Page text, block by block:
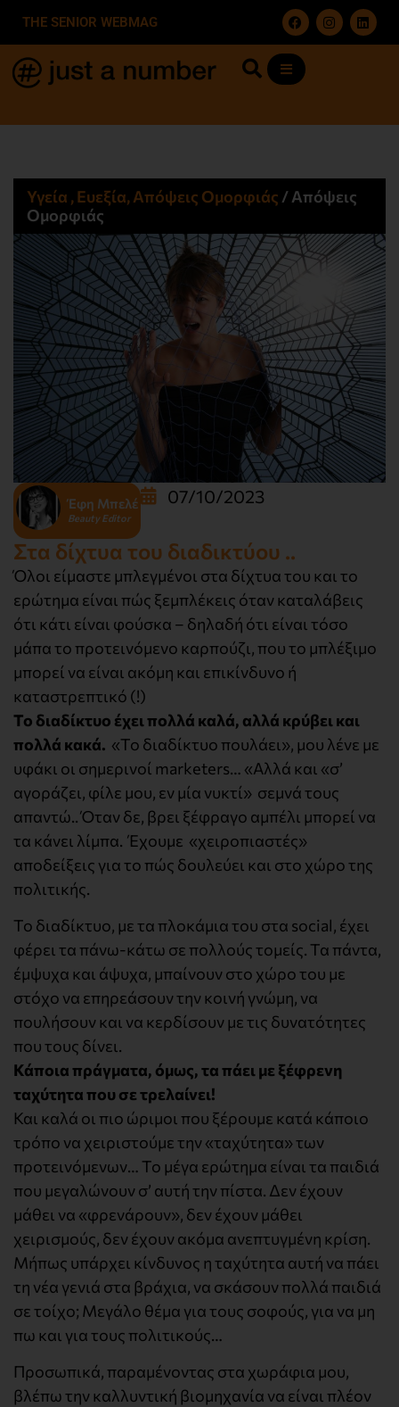
THE SENIOR WEBMAG
Υγεία , Ευεξία, Απόψεις Ομορφιάς​ /Απόψεις
Ομορφιάς
Έφη Μπελέ
Beauty Editor
07/10/2023
Στα δίχτυα του διαδικτύου ..
Όλοι είμαστε μπλεγμένοι στα δίχτυα του και το
ερώτημα είναι πώς ξεμπλέκεις όταν καταλάβεις
ότι κάτι είναι φούσκα – δηλαδή ότι είναι τόσο
μάπα το προτεινόμενο καρπούζι, που το μπλέξιμο
μπορεί να είναι ακόμη και επικίνδυνο ή
καταστρεπτικό (!)
Το διαδίκτυο έχει πολλά καλά, αλλά κρύβει και
πολλά κακά. «Το διαδίκτυο πουλάει», μου λένε με
υφάκι οι σημερινοί marketers… «Αλλά και «σ’
αγοράζει, φίλε μου, εν μία νυκτί» σεμνά τους
απαντώ.. Όταν δε, βρει ξέφραγο αμπέλι μπορεί να
τα κάνει λίμπα. Έχουμε «χειροπιαστές»
αποδείξεις για το πώς δουλεύει και στο χώρο της
πολιτικής.
Το διαδίκτυο, με τα πλοκάμια του στα social, έχει
φέρει τα πάνω-κάτω σε πολλούς τομείς. Τα πάντα,
έμψυχα και άψυχα, μπαίνουν στο χώρο του με
στόχο να επηρεάσουν την κοινή γνώμη, να
πουλήσουν και να κερδίσουν με τις δυνατότητες
που τους δίνει.
Κάποια πράγματα, όμως, τα πάει με ξέφρενη
ταχύτητα που σε τρελαίνει!
Και καλά οι πιο ώριμοι που ξέρουμε κατά κάποιο
τρόπο να χειριστούμε την «ταχύτητα» των
προτεινόμενων… Το μέγα ερώτημα είναι τα παιδιά
που μεγαλώνουν σ’ αυτή την πίστα. Δεν έχουν
μάθει να «φρενάρουν», δεν έχουν μάθει
χειρισμούς, δεν έχουν ακόμα ανεπτυγμένη κρίση.
Μήπως υπάρχει κίνδυνος η ταχύτητα αυτή να πάει
τη νέα γενιά στα βράχια, να σκάσουν πολλά παιδιά
σε τοίχο; Μεγάλο θέμα για τους σοφούς, για να μη
πω και για τους πολιτικούς…
Προσωπικά, παραμένοντας στα χωράφια μου,
βλέπω την καλλυντική βιομηχανία να είναι πλέον